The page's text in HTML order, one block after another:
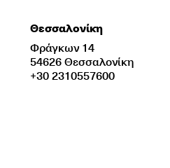
Θεσσαλονίκη
Φράγκων 14
54626 Θεσσαλονίκη
+30 2310557600